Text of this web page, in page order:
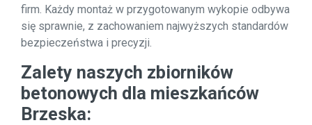
firm. Każdy montaż w przygotowanym wykopie odbywa
się sprawnie, z zachowaniem najwyższych standardów
bezpieczeństwa i precyzji.
Zalety naszych zbiorników
betonowych dla mieszkańców
Brzeska: